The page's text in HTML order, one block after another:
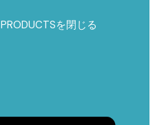
PRODUCTSを閉じる